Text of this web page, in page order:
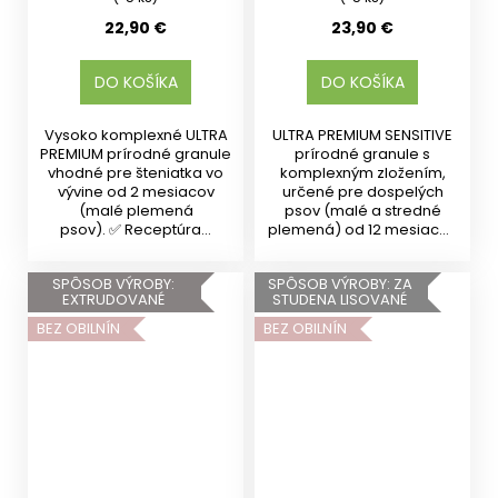
22,90 €
DO KOŠÍKA
Vysoko komplexné ULTRA
PREMIUM prírodné granule
vhodné pre šteniatka vo
vývine od 2 mesiacov
(malé plemená
psov). ✅ Receptúra...
23,90 €
DO KOŠÍKA
ULTRA PREMIUM SENSITIVE
prírodné granule s
komplexným zložením,
určené pre dospelých
psov (malé a stredné
plemená) od 12 mesiacov
SPÔSOB VÝROBY:
EXTRUDOVANÉ
BEZ OBILNÍN
SPÔSOB VÝROBY: ZA
STUDENA LISOVANÉ
BEZ OBILNÍN